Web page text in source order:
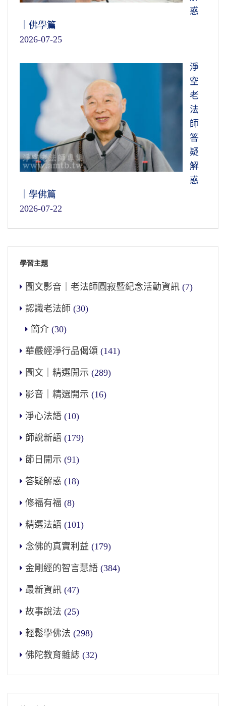
惑
｜佛學篇
2026-07-25
淨
空
老
法
師
答
疑
解
惑
｜學佛篇
2026-07-22
學習主題
圖文影音｜老法師圓寂暨紀念活動資訊 (7)
認識老法師 (30)
簡介 (30)
華嚴經淨行品偈頌 (141)
圖文｜精選開示 (289)
影音｜精選開示 (16)
淨心法語 (10)
師說新語 (179)
節日開示 (91)
答疑解惑 (18)
修福有福 (8)
精選法語 (101)
念佛的真實利益 (179)
金剛經的智言慧語 (384)
最新資訊 (47)
故事說法 (25)
輕鬆學佛法 (298)
佛陀教育雜誌 (32)